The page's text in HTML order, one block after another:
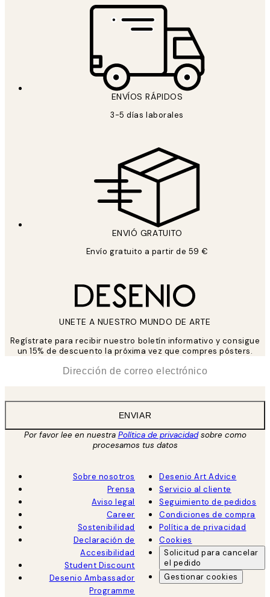
ENVÍOS RÁPIDOS
3-5 días laborales
ENVIÓ GRATUITO
Envío gratuito a partir de 59 €
UNETE A NUESTRO MUNDO DE ARTE
Regístrate para recibir nuestro boletín informativo y consigue
un 15% de descuento la próxima vez que compres pósters.
ENVIAR
Por favor lee en nuestra Política de privacidadsobre como
procesamos tus datos
Sobre nosotros
Prensa
Aviso legal
Career
Sostenibilidad
Declaración de
Accesibilidad
Student Discount
Desenio Ambassador
Programme
Desenio Art Advice
Servicio al cliente
Seguimiento de pedidos
Condiciones de compra
Política de privacidad
Cookies
Solicitud para cancelar
el pedido
Gestionar cookies